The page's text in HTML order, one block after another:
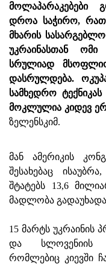
მოლაპარაკებები
დროა საჭირო,
მხარის
უკრაინასთან
სრულიად
დასრულდება.
სამხედრო
მოკლულია კიდევ
ზელენსკიმ.
მან ამერიკის
შესახებაც
შტატებს 13,6
მადლობა
15 მარტს უკრაინის
და სლოვენიის
რომლებიც კიევში